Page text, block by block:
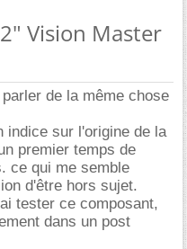
Vision Master
de la même chose
indice sur l'origine de la
premier temps de
ce qui me semble
d'être hors sujet.
tester ce composant,
dans un post